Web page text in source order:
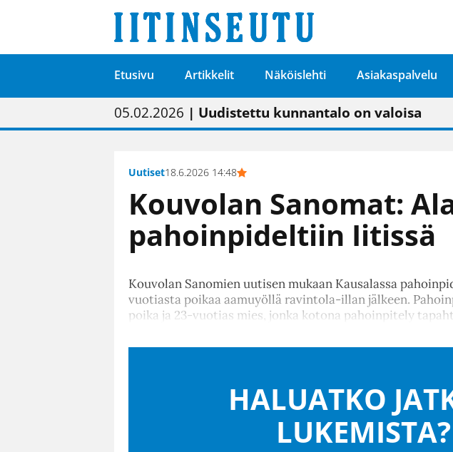
Etusivu Artikkelit Näköislehti Asiakaspalvelu
01.02.2026 | Painon vaihtumisen pitäisi näkyä
05.02.2026 | Uudistettu kunnantalo on valoisa
23.04.2026 | “Olemme käynnistämässä uudelleen
09.05.2026| "Maalla on totuttu elämään
Uutiset18.6.2026 14:48
Kouvolan Sanomat:
pahoinpideltiin Iitissä
Kouvolan Sanomien uutisen mukaan Kausalassa
vuotiasta poikaa aamuyöllä ravintola-illan jälkeen.
poika ja 23-vuotias mies, jonka kotona pahoinpitely
HALUATKO
LUKEMISTA?